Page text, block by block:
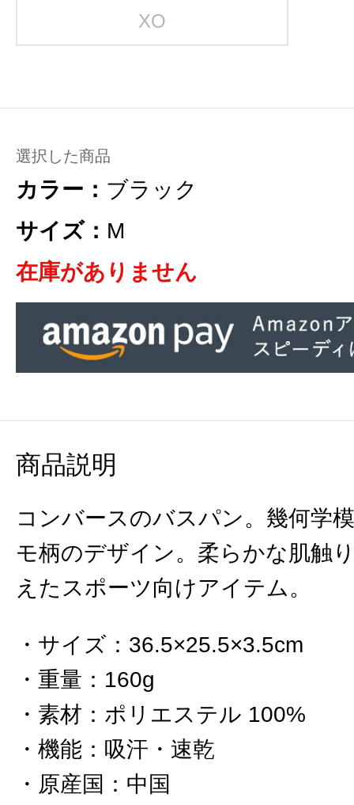
XO
選択した商品
カラー： ブラック
サイズ： M
在庫がありません
商品説明
コンバースのバスパン。幾何学
モ柄のデザイン。柔らかな肌触
えたスポーツ向けアイテム。
サイズ ： 36.5×25.5×3.5cm
重量 ： 160g
素材 ： ポリエステル 100%
機能 ： 吸汗・速乾
原産国 ： 中国